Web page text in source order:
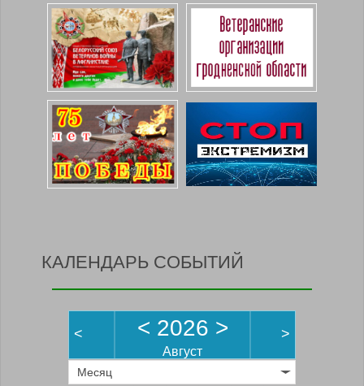
КАЛЕНДАРЬ СОБЫТИЙ
< < 2026 >
Август
>
Месяц